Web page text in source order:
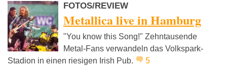
FOTOS/REVIEW
Metallica live in Hamburg
"You know this Song!" Zehntausende
Metal-Fans verwandeln das Volkspark-
Stadion in einen riesigen Irish Pub.
5